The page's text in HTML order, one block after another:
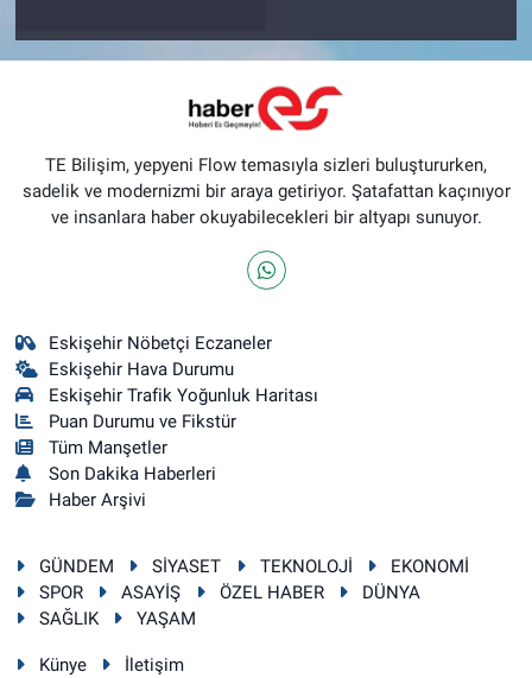
TE Bilişim, yepyeni Flow temasıyla sizleri buluştururken,
sadelik ve modernizmi bir araya getiriyor. Şatafattan kaçınıyor
ve insanlara haber okuyabilecekleri bir altyapı sunuyor.
Eskişehir Nöbetçi Eczaneler
Eskişehir Hava Durumu
Eskişehir Trafik Yoğunluk Haritası
Puan Durumu ve Fikstür
Tüm Manşetler
Son Dakika Haberleri
Haber Arşivi
GÜNDEM SİYASET TEKNOLOJİ
EKONOMİ
SPOR
ASAYİŞ ÖZEL HABER
DÜNYA
SAĞLIK
YAŞAM
Künye İletişim